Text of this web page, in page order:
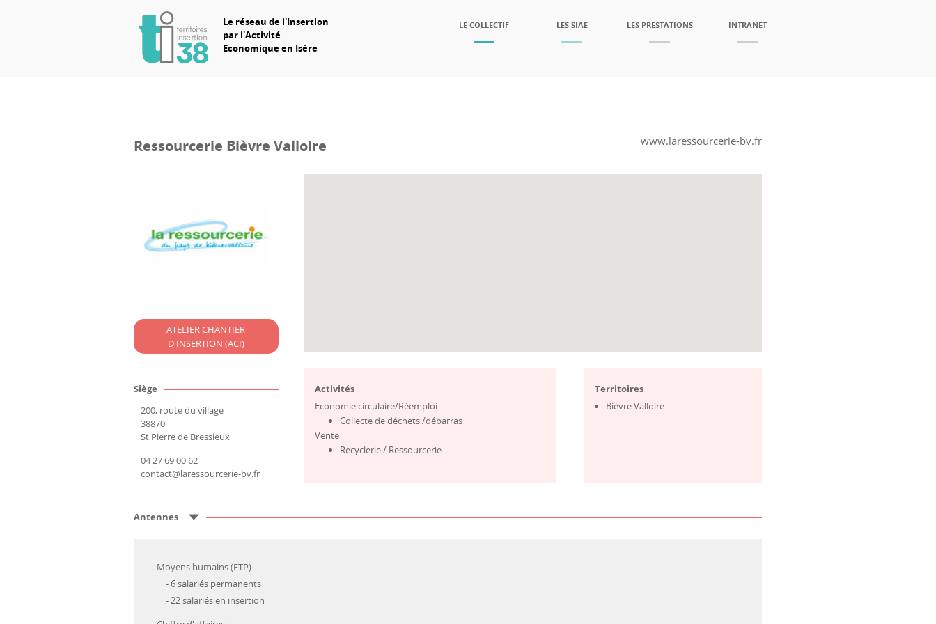
Le réseau de l'Insertion
par l'Activité
Economique en Isère
LE COLLECTIF LES SIAE LES PRESTATIONS INTRANET
Ressourcerie Bièvre Valloire www.laressourcerie-bv.fr
ATELIER CHANTIER
D'INSERTION (ACI)
Siège
200, route du village
38870
St Pierre de Bressieux
04 27 69 00 62
contact@laressourcerie-bv.fr
Activités
Economie circulaire/Réemploi
Collecte de déchets /débarras
Vente
Recyclerie / Ressourcerie
Territoires
Bièvre Valloire
Antennes
Moyens humains (ETP)
- 6 salariés permanents
- 22 salariés en insertion